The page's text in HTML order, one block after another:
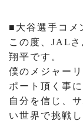
■大谷選手コメ
この度、JAL
翔平です。
僕のメジャー
ポート頂く事
自分を信じ、
い世界で挑戦